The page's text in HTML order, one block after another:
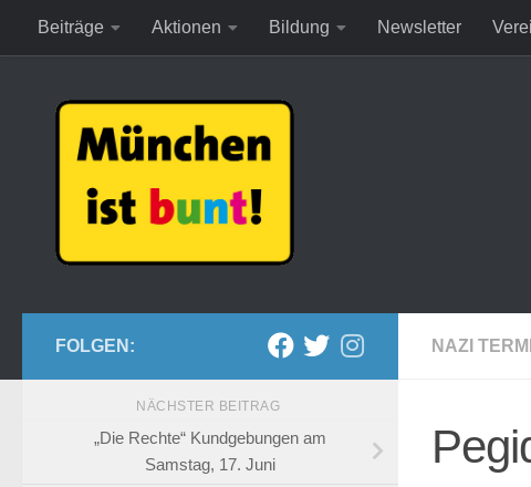
Zum Inhalt springen
Beiträge Aktionen Bildung Newsletter
NAZI
FOLGEN:
NÄCHSTER BEITRAG
„Die Rechte“ Kundgebungen am
Samstag, 17. Juni